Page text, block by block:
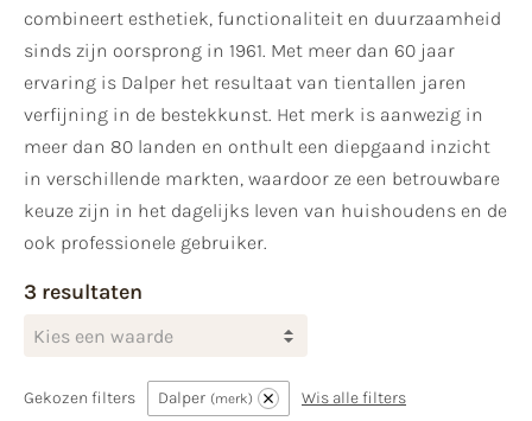
combineert esthetiek, functionaliteit en duurzaamheid
sinds zijn oorsprong in 1961. Met meer dan 60 jaar
ervaring is Dalper het resultaat van tientallen jaren
verfijning in de bestekkunst. Het merk is aanwezig in
meer dan 80 landen en onthult een diepgaand inzicht
in verschillende markten, waardoor ze een betrouwbare
keuze zijn in het dagelijks leven van huishoudens en de
ook professionele gebruiker.
3 resultaten
Kies een waarde
Gekozen filters Dalper merk Wis alle filters